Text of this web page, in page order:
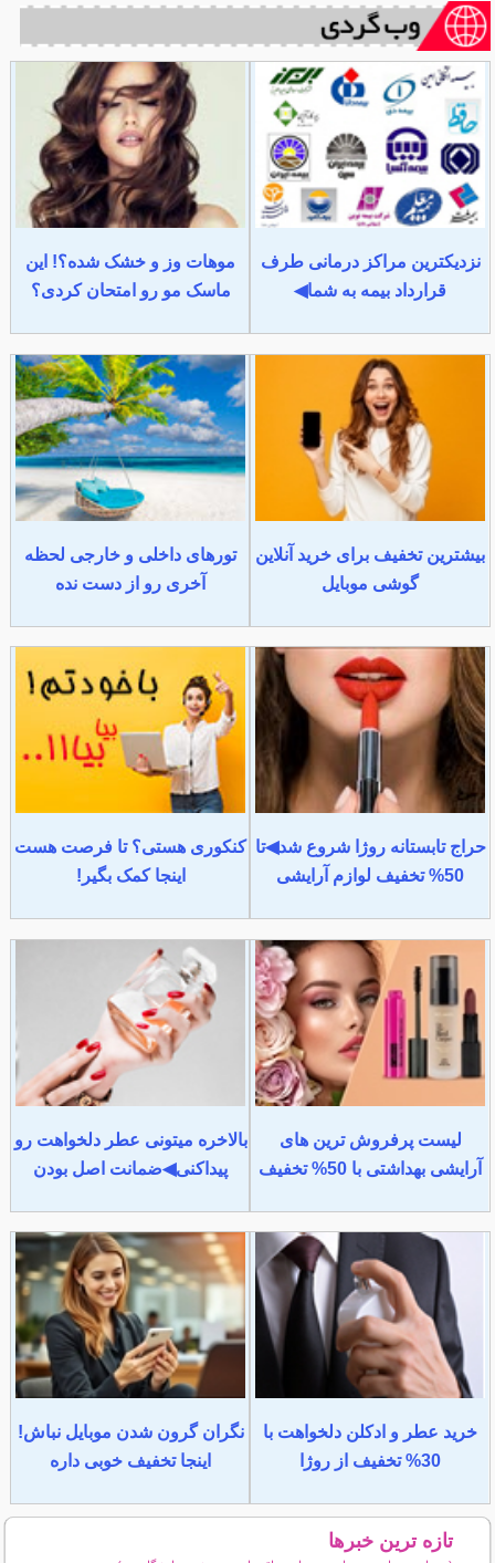
نزدیکترین مراکز درمانی طرف
قرارداد بیمه به شما◀
موهات وز و خشک شده؟! این
ماسک مو رو امتحان کردی؟
بیشترین تخفیف برای خرید آنلاین
گوشی موبایل
تورهای داخلی و خارجی لحظه
آخری رو از دست نده
حراج تابستانه روژا شروع شد◀تا
50% تخفیف لوازم آرایشی
کنکوری هستی؟ تا فرصت هست
اینجا کمک بگیر!
لیست پرفروش ترین های
آرایشی بهداشتی با 50% تخفیف
بالاخره میتونی عطر دلخواهت رو
پیداکنی◀ضمانت اصل بودن
خرید عطر و ادکلن دلخواهت با
30% تخفیف از روژا
نگران گرون شدن موبایل نباش!
اینجا تخفیف خوبی داره
تازه ترین خبرها